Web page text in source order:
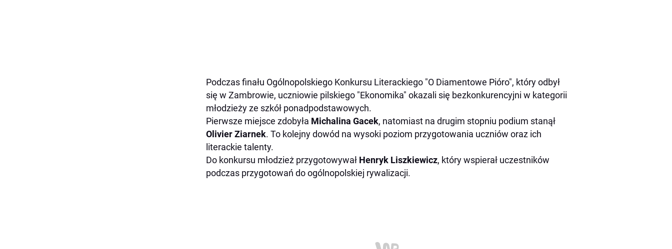
Podczas finału Ogólnopolskiego Konkursu Literackiego "O Diamentowe Pióro", który odbył
się w Zambrowie, uczniowie pilskiego "Ekonomika" okazali się bezkonkurencyjni w kategorii
młodzieży ze szkół ponadpodstawowych.
Pierwsze miejsce zdobyła Michalina Gacek, natomiast na drugim stopniu podium stanął
Olivier Ziarnek. To kolejny dowód na wysoki poziom przygotowania uczniów oraz ich
literackie talenty.
Do konkursu młodzież przygotowywał Henryk Liszkiewicz, który wspierał uczestników
podczas przygotowań do ogólnopolskiej rywalizacji.